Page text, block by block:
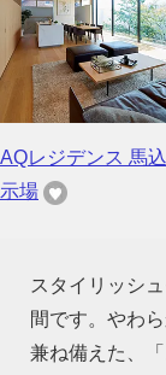
AQレジデンス 馬
示場
スタイリッシ
間です。やわ
兼ね備えた、